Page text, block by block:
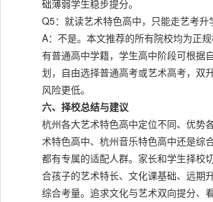
础薄弱学生稳步提分。
Q5：就读艺术特色高中，只能走艺考升
A：不是。本文推荐的所有院校均为正
有普通高中学籍，学生高中阶段可根据
划，自由选择普通高考或艺术高考，双
风险更低。
六、择校总结与建议
杭州各大艺术特色高中定位不同、优势
术特色高中、杭州音乐特色高中还是综
都有专属的适配人群。家长和学生择校
合孩子的艺术特长、文化课基础、远期
综合考量。追求文化与艺术双向提分、